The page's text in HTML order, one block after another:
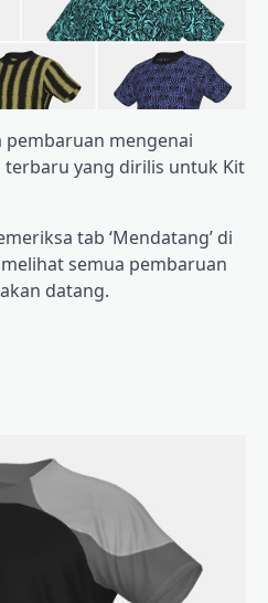
mengenai
yang dirilis untuk Kit
tab ‘Mendatang’ di
semua pembaruan
datang.